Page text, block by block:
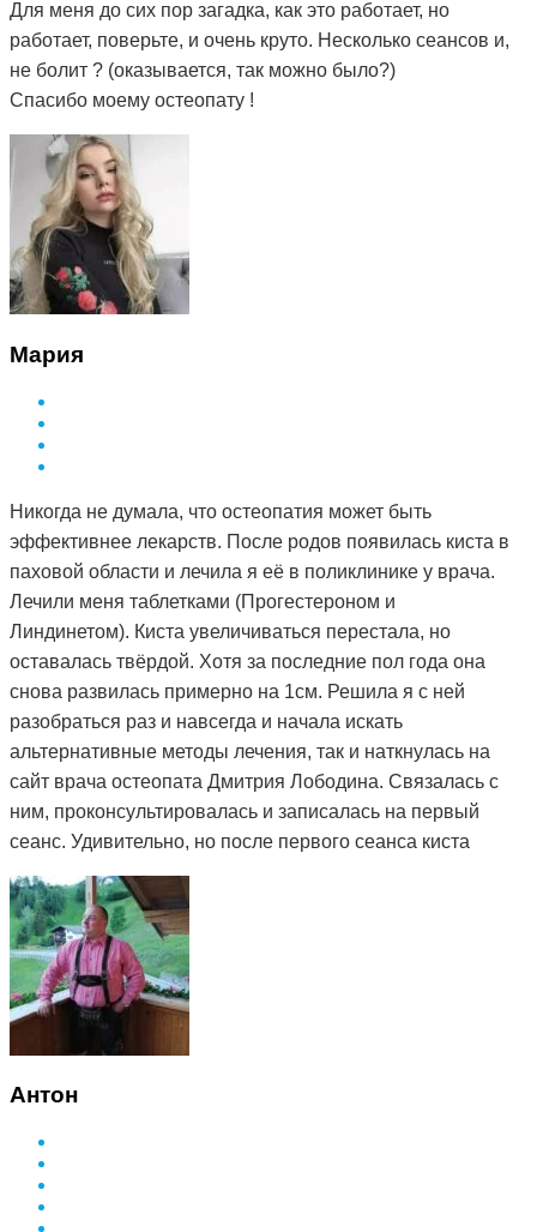
Для меня до сих пор загадка, как это работает, но
работает, поверьте, и очень круто. Несколько сеансов и,
не болит ? (оказывается, так можно было?)
Спасибо моему остеопату !
Мария
Никогда не думала, что остеопатия может быть
эффективнее лекарств. После родов появилась киста в
паховой области и лечила я её в поликлинике у врача.
Лечили меня таблетками (Прогестероном и
Линдинетом). Киста увеличиваться перестала, но
оставалась твёрдой. Хотя за последние пол года она
снова развилась примерно на 1см. Решила я с ней
разобраться раз и навсегда и начала искать
альтернативные методы лечения, так и наткнулась на
сайт врача остеопата Дмитрия Лободина. Связалась с
ним, проконсультировалась и записалась на первый
сеанс. Удивительно, но после первого сеанса киста
стала мягкой. Я стала посещать сеансы по назначению
Дмитрия и спустя 3 месяца она полностью рассосалась.
Как это работает, вообще не понимаю. То чего
лекарства не смогли седлать за полтора года, смог
сделать Дмитрий и за такой небольшой срок. Врач в
поликлинике сказал, что мне просто повезло и я на
опытного специалиста наткнулась. А ещё говорят, что
Антон